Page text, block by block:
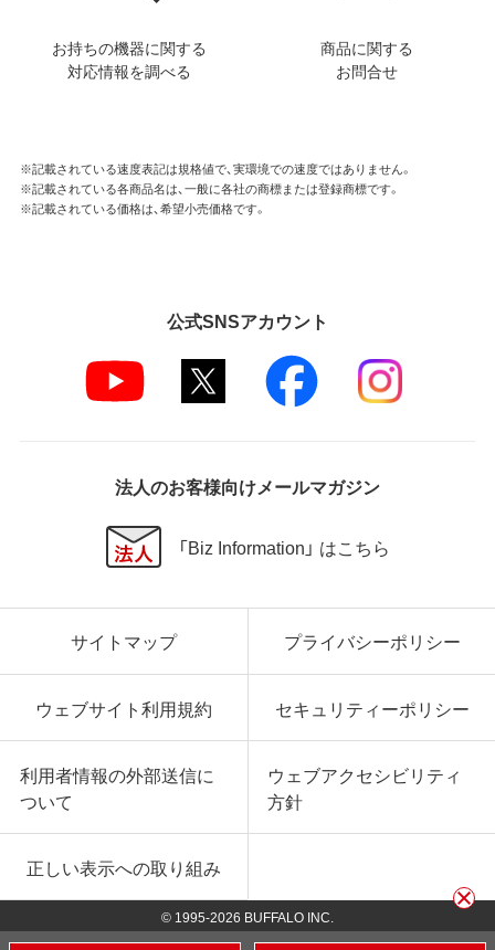
お持ちの機器に関する
対応情報を調べる
商品に関する
お問合せ
※記載されている速度表記は規格値で、実環境での速度ではありません。
※記載されている各商品名は、一般に各社の商標または登録商標です。
※記載されている価格は、希望小売価格です。
公式SNSアカウント
法人のお客様向けメールマガジン
「Biz Information」 はこちら
サイトマップ プライバシーポリシー
ウェブサイト利用規約 セキュリティーポリシー
利用者情報の外部送信に
ついて
ウェブアクセシビリティ
方針
正しい表示への取り組み
© 1995-2026 BUFFALO INC.